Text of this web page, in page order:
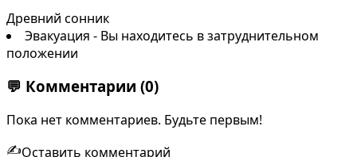
Древний сонник
Эвакуация - Вы находитесь в затруднительном
положении
💬 Комментарии (0)
Пока нет комментариев. Будьте первым!
✍️Оставить комментарий